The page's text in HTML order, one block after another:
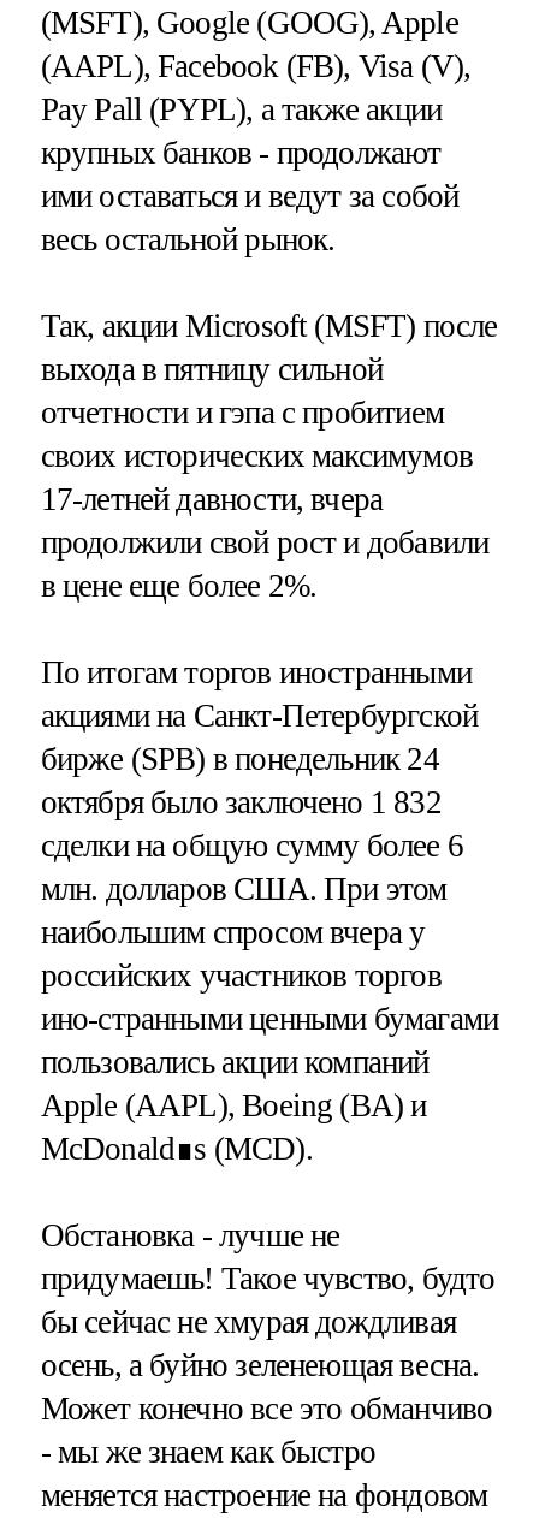
(MSFT), Google (GOOG), Apple
(AAPL), Facebook (FB), Visa (V),
Pay Pall (PYPL), а также акции
крупных банков - продолжают
ими оставаться и ведут за собой
весь остальной рынок.
Так, акции Microsoft (MSFT) после
выхода в пятницу сильной
отчетности и гэпа с пробитием
своих исторических максимумов
17-летней давности, вчера
продолжили свой рост и добавили
в цене еще более 2%.
По итогам торгов иностранными
акциями на Санкт-Петербургской
бирже (SPB) в понедельник 24
октября было заключено 1 832
сделки на общую сумму более 6
млн. долларов США. При этом
наибольшим спросом вчера у
российских участников торгов
ино-странными ценными бумагами
пользовались акции компаний
Apple (AAPL), Boeing (BA) и
McDonald∎s (MCD).
Обстановка - лучше не
придумаешь! Такое чувство, будто
бы сейчас не хмурая дождливая
осень, а буйно зеленеющая весна.
Может конечно все это обманчиво
- мы же знаем как быстро
меняется настроение на фондовом